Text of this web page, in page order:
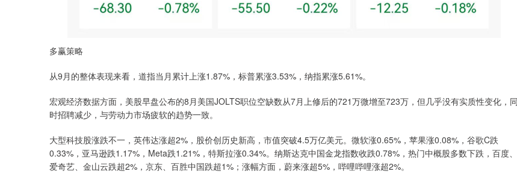
多赢策略
从9月的整体表现来看，道指当月累计上涨1.87%，标普累涨3.53%，纳指累涨5.61%。
宏观经济数据方面，美股早盘公布的8月美国JOLTS职位空缺数从7月上修后的721万微增至723万，但几乎没有实质性变化，同
时招聘减少，与劳动力市场疲软的趋势一致。
大型科技股涨跌不一，英伟达涨超2%，股价创历史新高，市值突破4.5万亿美元。微软涨0.65%，苹果涨0.08%，谷歌C跌
0.33%，亚马逊跌1.17%，Meta跌1.21%，特斯拉涨0.34%。纳斯达克中国金龙指数收跌0.78%，热门中概股多数下跌，百度、
爱奇艺、金山云跌超2%，京东、百胜中国跌超1%；涨幅方面，蔚来涨超5%，哔哩哔哩涨超2%。